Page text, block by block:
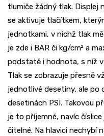
tlumiče žádný tlak. Displej
se aktivuje tlačítkem,
jednotkami, v nichž tlak
je zde i BAR či kg/cm² a
podstatě i hodnota, s níž
Tlak se zobrazuje přesně
jednotlivé desetiny, ale po
desetinách PSI. Takovou
je to příjemné, navíc
čitelné. Na hlavici nechybí